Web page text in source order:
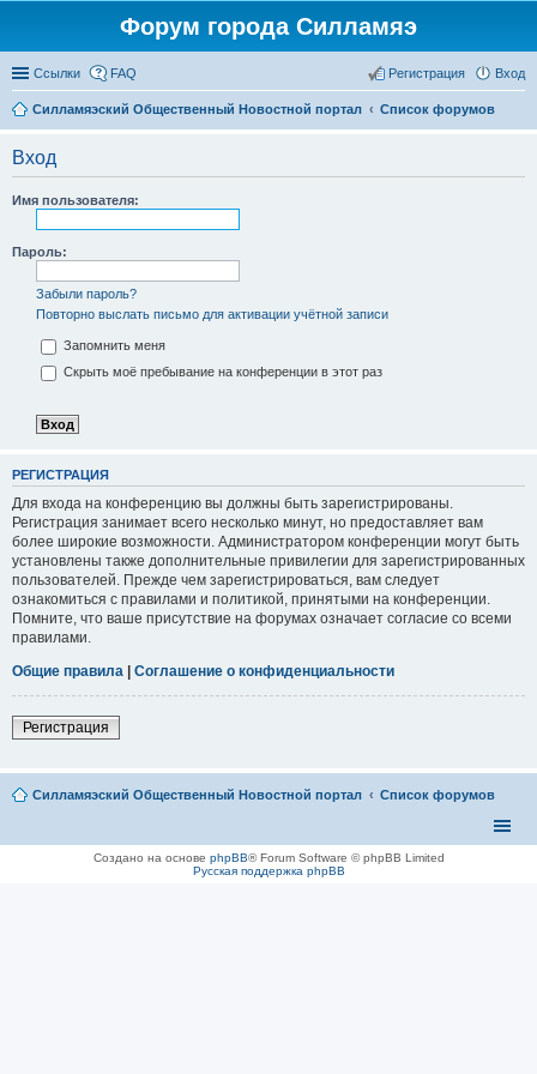
Форум города Силламяэ
Ссылки FAQ Вход
Регистрация
Силламяэский Общественный Новостной портал Список форумов
Вход
Имя пользователя:
Пароль:
Забыли пароль?
Повторно выслать письмо для активации учётной записи
Запомнить меня
Скрыть моё пребывание на конференции в этот раз
РЕГИСТРАЦИЯ
Для входа на конференцию вы должны быть зарегистрированы.
Регистрация занимает всего несколько минут, но предоставляет вам
более широкие возможности. Администратором конференции могут быть
установлены также дополнительные привилегии для зарегистрированных
пользователей. Прежде чем зарегистрироваться, вам следует
ознакомиться с правилами и политикой, принятыми на конференции.
Помните, что ваше присутствие на форумах означает согласие со всеми
правилами.
Общие правила | Соглашение о конфиденциальности
Регистрация
Силламяэский Общественный Новостной портал Список форумов
Создано на основе phpBB® Forum Software © phpBB Limited
Русская поддержка phpBB